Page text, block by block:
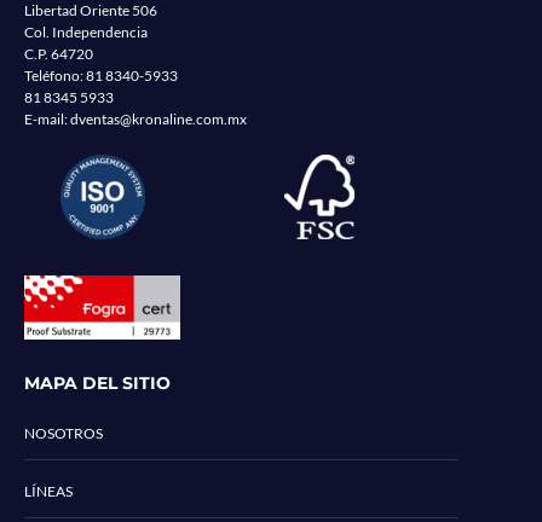
Libertad Oriente 506
Col. Independencia
C.P. 64720
Teléfono:81 8340-5933
81 8345 5933
E-mail:dventas@kronaline.com.mx
MAPA DEL SITIO
NOSOTROS
LÍNEAS